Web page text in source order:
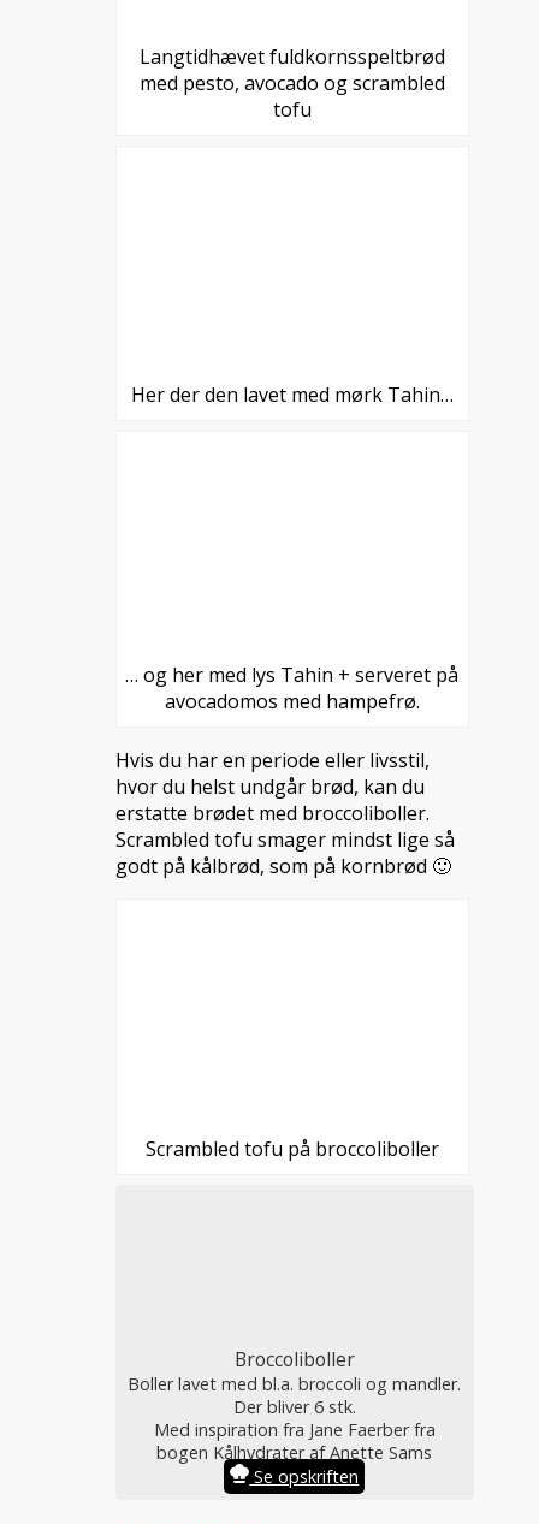
Langtidhævet fuldkornsspeltbrød
med pesto, avocado og scrambled
tofu
Her der den lavet med mørk Tahin…
… og her med lys Tahin + serveret på
avocadomos med hampefrø.
Hvis du har en periode eller livsstil,
hvor du helst undgår brød, kan du
erstatte brødet med broccoliboller.
Scrambled tofu smager mindst lige så
godt på kålbrød, som på kornbrød 🙂
Scrambled tofu på broccoliboller
Broccoliboller
Boller lavet med bl.a. broccoli og mandler.
Der bliver 6 stk.
Med inspiration fra Jane Faerber fra
bogen Kålhydrater af Anette Sams
Se opskriften